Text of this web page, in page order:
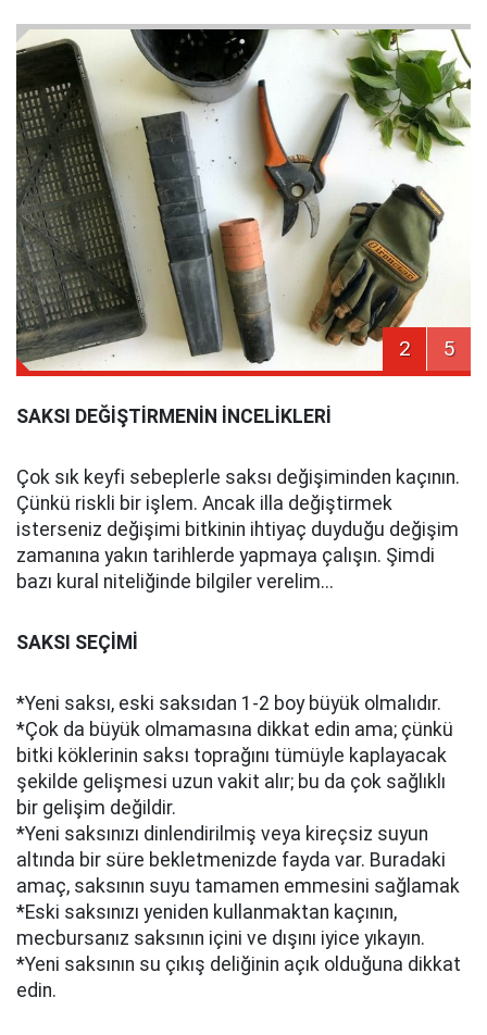
2 5
SAKSI DEĞİŞTİRMENİN İNCELİKLERİ
Çok sık keyfi sebeplerle saksı değişiminden kaçının.
Çünkü riskli bir işlem. Ancak illa değiştirmek
isterseniz değişimi bitkinin ihtiyaç duyduğu değişim
zamanına yakın tarihlerde yapmaya çalışın. Şimdi
bazı kural niteliğinde bilgiler verelim...
SAKSI SEÇİMİ
*Yeni saksı, eski saksıdan 1-2 boy büyük olmalıdır.
*Çok da büyük olmamasına dikkat edin ama; çünkü
bitki köklerinin saksı toprağını tümüyle kaplayacak
şekilde gelişmesi uzun vakit alır; bu da çok sağlıklı
bir gelişim değildir.
*Yeni saksınızı dinlendirilmiş veya kireçsiz suyun
altında bir süre bekletmenizde fayda var. Buradaki
amaç, saksının suyu tamamen emmesini sağlamak
*Eski saksınızı yeniden kullanmaktan kaçının,
mecbursanız saksının içini ve dışını iyice yıkayın.
*Yeni saksının su çıkış deliğinin açık olduğuna dikkat
edin.